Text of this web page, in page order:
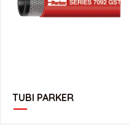
TUBI PARKER